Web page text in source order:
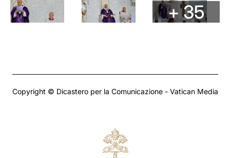
+ 35
Copyright © Dicastero per la Comunicazione - Vatican Media